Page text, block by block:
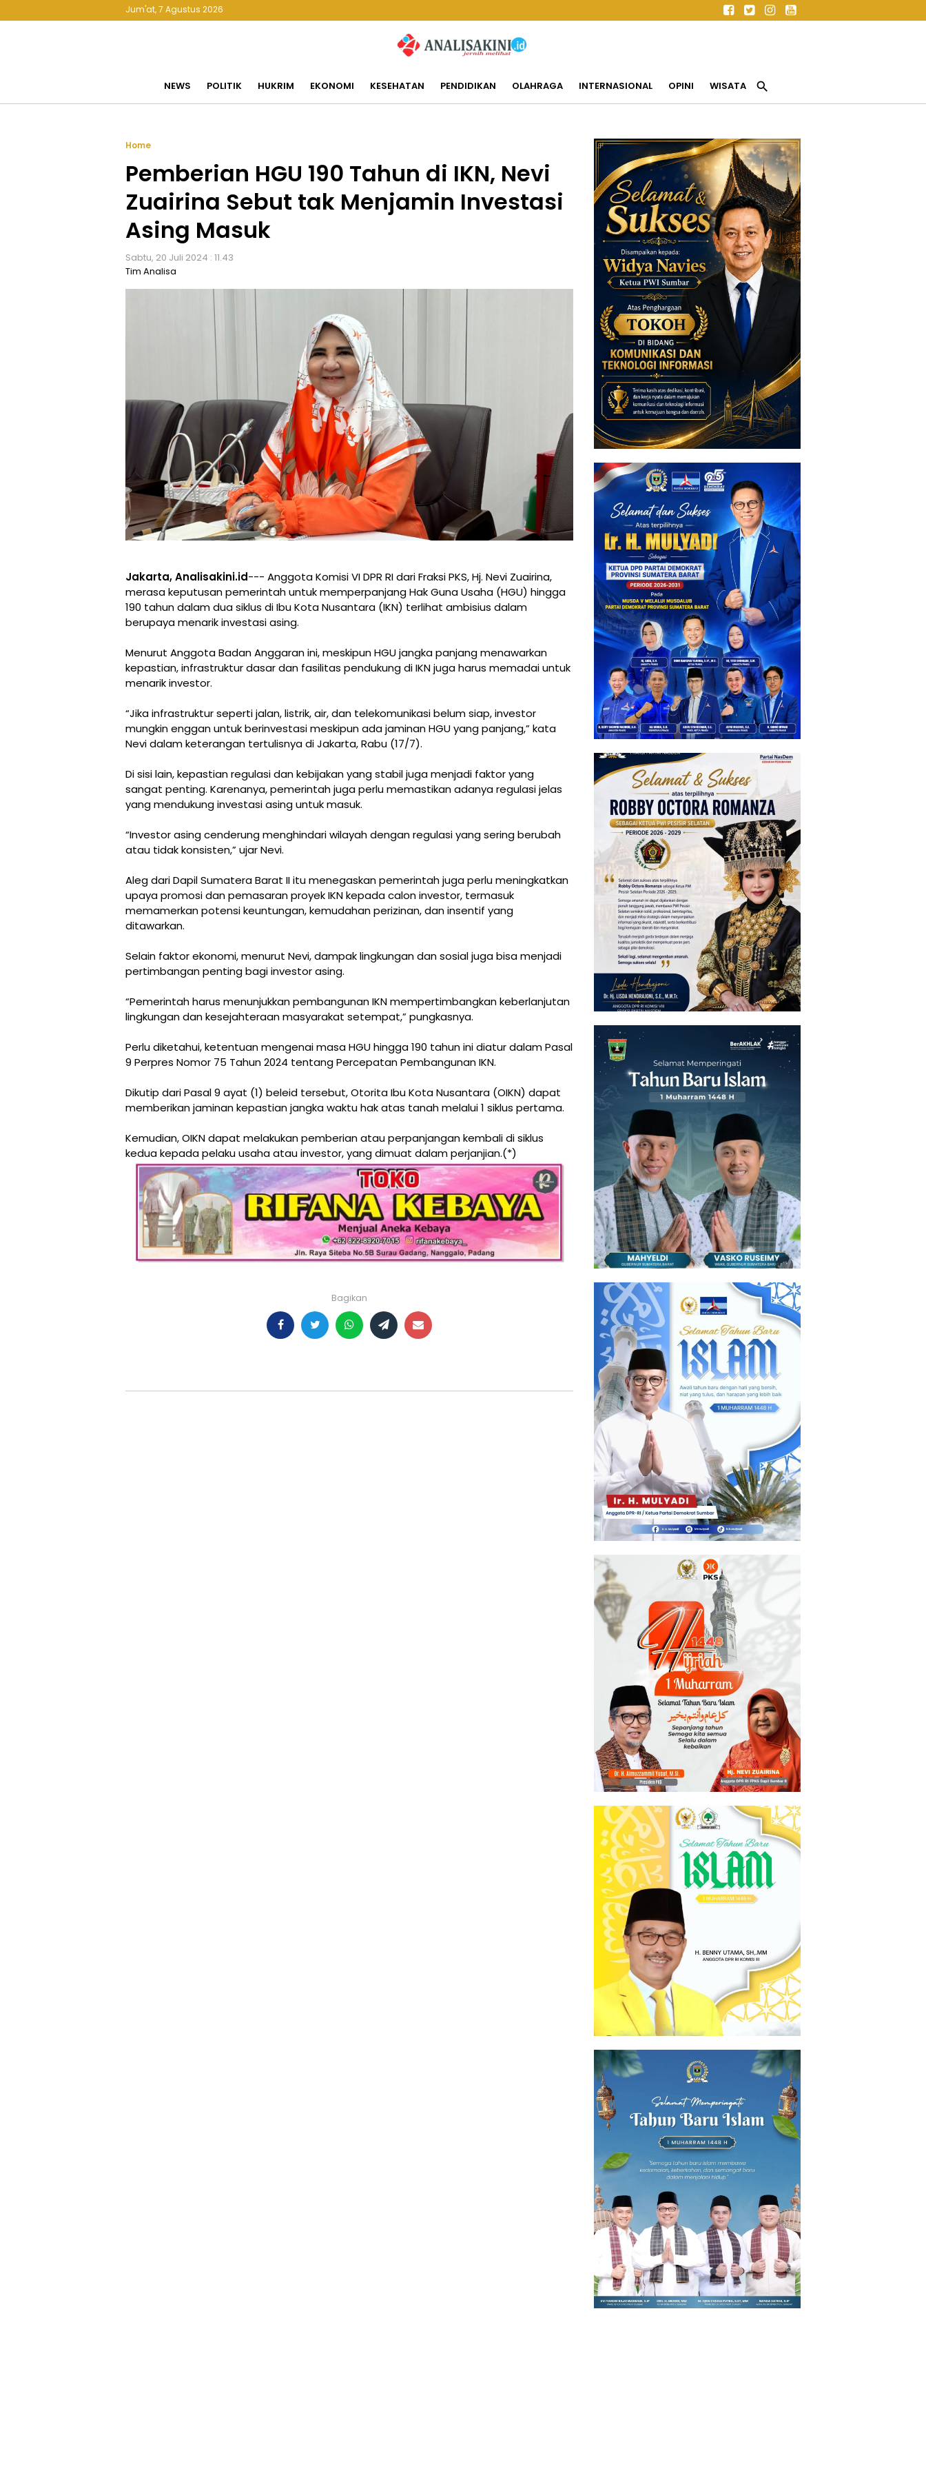
Jum'at, 7 Agustus 2026
NEWS POLITIK HUKRIM EKONOMI KESEHATAN PENDIDIKAN OLAHRAGA INTERNASIONAL OPINI WISATA search
Home
Pemberian HGU 190 Tahun di IKN, Nevi
Zuairina Sebut tak Menjamin Investasi
Asing Masuk
Sabtu, 20 Juli 2024 : 11.43
Tim Analisa
Jakarta, Analisakini.id--- Anggota Komisi VI DPR RI dari Fraksi PKS, Hj. Nevi Zuairina,
merasa keputusan pemerintah untuk memperpanjang Hak Guna Usaha (HGU) hingga
190 tahun dalam dua siklus di Ibu Kota Nusantara (IKN) terlihat ambisius dalam
berupaya menarik investasi asing.
Menurut Anggota Badan Anggaran ini, meskipun HGU jangka panjang menawarkan
kepastian, infrastruktur dasar dan fasilitas pendukung di IKN juga harus memadai untuk
menarik investor.
“Jika infrastruktur seperti jalan, listrik, air, dan telekomunikasi belum siap, investor
mungkin enggan untuk berinvestasi meskipun ada jaminan HGU yang panjang,” kata
Nevi dalam keterangan tertulisnya di Jakarta, Rabu (17/7).
Di sisi lain, kepastian regulasi dan kebijakan yang stabil juga menjadi faktor yang
sangat penting. Karenanya, pemerintah juga perlu memastikan adanya regulasi jelas
yang mendukung investasi asing untuk masuk.
“Investor asing cenderung menghindari wilayah dengan regulasi yang sering berubah
atau tidak konsisten,” ujar Nevi.
Aleg dari Dapil Sumatera Barat II itu menegaskan pemerintah juga perlu meningkatkan
upaya promosi dan pemasaran proyek IKN kepada calon investor, termasuk
memamerkan potensi keuntungan, kemudahan perizinan, dan insentif yang
ditawarkan.
Selain faktor ekonomi, menurut Nevi, dampak lingkungan dan sosial juga bisa menjadi
pertimbangan penting bagi investor asing.
“Pemerintah harus menunjukkan pembangunan IKN mempertimbangkan keberlanjutan
lingkungan dan kesejahteraan masyarakat setempat,” pungkasnya.
Perlu diketahui, ketentuan mengenai masa HGU hingga 190 tahun ini diatur dalam Pasal
9 Perpres Nomor 75 Tahun 2024 tentang Percepatan Pembangunan IKN.
Dikutip dari Pasal 9 ayat (1) beleid tersebut, Otorita Ibu Kota Nusantara (OIKN) dapat
memberikan jaminan kepastian jangka waktu hak atas tanah melalui 1 siklus pertama.
Kemudian, OIKN dapat melakukan pemberian atau perpanjangan kembali di siklus
kedua kepada pelaku usaha atau investor, yang dimuat dalam perjanjian.(*)
Bagikan